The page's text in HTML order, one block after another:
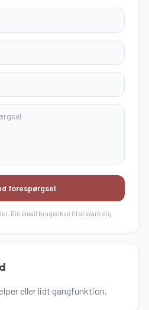
forespørgsel
Din email bruges kun til at svare dig.
eller lidt gangfunktion.